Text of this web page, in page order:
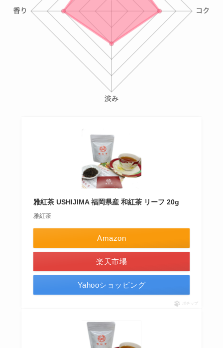
雅紅茶 USHIJIMA 福岡県産 和紅茶 リーフ 20g
雅紅茶
Amazon
楽天市場
Yahooショッピング
ポチップ